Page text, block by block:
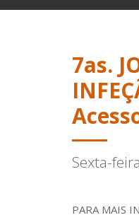
7as.
Sexta-
PARA MAIS